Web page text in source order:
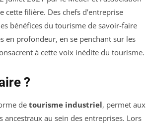
cette filière. Des chefs d’entreprise
bénéfices du tourisme de savoir-faire
en profondeur, en se penchant sur les
à cette voix inédite du tourisme.
?
de tourisme industriel, permet aux
ancestraux au sein des entreprises. Lors